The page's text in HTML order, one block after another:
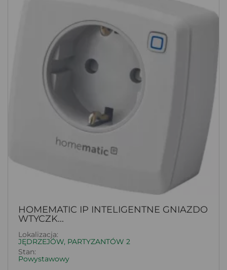
HOMEMATIC IP INTELIGENTNE GNIAZDO
WTYCZK...
Lokalizacja:
JĘDRZEJÓW, PARTYZANTÓW 2
Stan:
Powystawowy